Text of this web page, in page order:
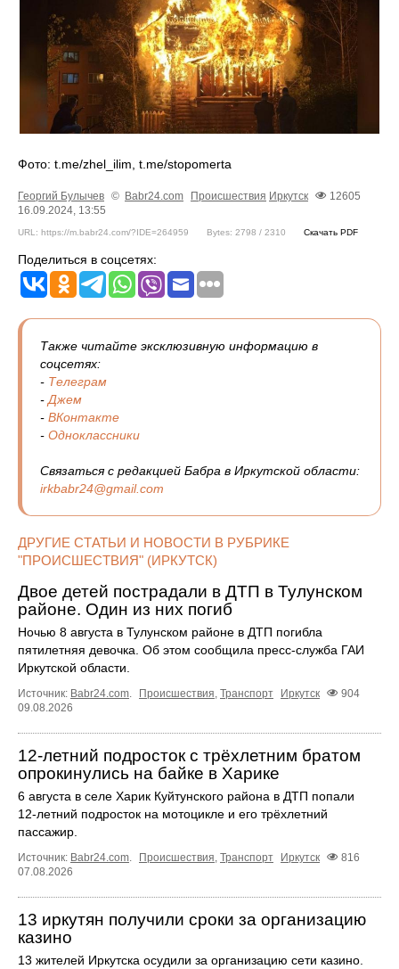
Фото: t.me/zhel_ilim, t.me/stopomerta
Георгий Булычев © Babr24.com Происшествия Иркутск
12605
16.09.2024, 13:55
URL: https://m.babr24.com/?IDE=264959 Bytes: 2798 / 2310 Скачать PDF
Поделиться в соцсетях:
Также читайте эксклюзивную информацию в
соцсетях:
- Телеграм
- Джем
- ВКонтакте
- Одноклассники
Связаться с редакцией Бабра в Иркутской области:
irkbabr24@gmail.com
ДРУГИЕ СТАТЬИ И НОВОСТИ В РУБРИКЕ
"ПРОИСШЕСТВИЯ" (ИРКУТСК)
Двое детей пострадали в ДТП в Тулунском
районе. Один из них погиб
Ночью 8 августа в Тулунском районе в ДТП погибла
пятилетняя девочка. Об этом сообщила пресс‑служба ГАИ
Иркутской области.
Источник: Babr24.com. Происшествия, Транспорт Иркутск
904
09.08.2026
12‑летний подросток с трёхлетним братом
опрокинулись на байке в Харике
6 августа в селе Харик Куйтунского района в ДТП попали
12‑летний подросток на мотоцикле и его трёхлетний
пассажир.
Источник: Babr24.com. Происшествия, Транспорт Иркутск
816
07.08.2026
13 иркутян получили сроки за организацию
казино
13 жителей Иркутска осудили за организацию сети казино.